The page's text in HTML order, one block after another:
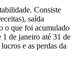
Consiste
saída
o que foi acumulado
de janeiro até 31 de
e as perdas da